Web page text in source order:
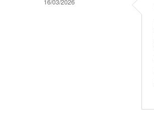
16/03/2026